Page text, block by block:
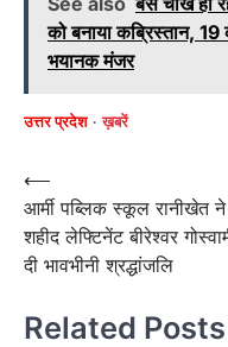
को बनाया कब्रिस्तान,
भयानक मंजर
उत्तर प्रदेश ख़बरें
Post
navigation
⟵
आर्मी पब्लिक स्कूल रानीखेत ने
शहीद लेफ्टिनेंट बीरेश्वर
दी भावभीनी श्रद्धांजलि
Related Posts